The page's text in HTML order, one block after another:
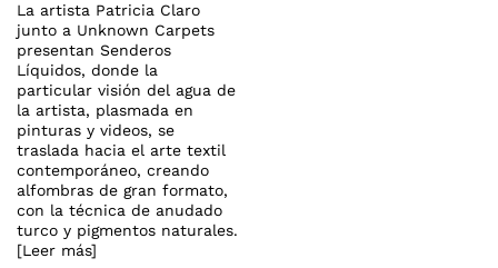
La artista Patricia Claro
junto a Unknown Carpets
presentan Senderos
Líquidos, donde la
particular visión del agua de
la artista, plasmada en
pinturas y videos, se
traslada hacia el arte textil
contemporáneo, creando
alfombras de gran formato,
con la técnica de anudado
turco y pigmentos naturales.
[Leer más]